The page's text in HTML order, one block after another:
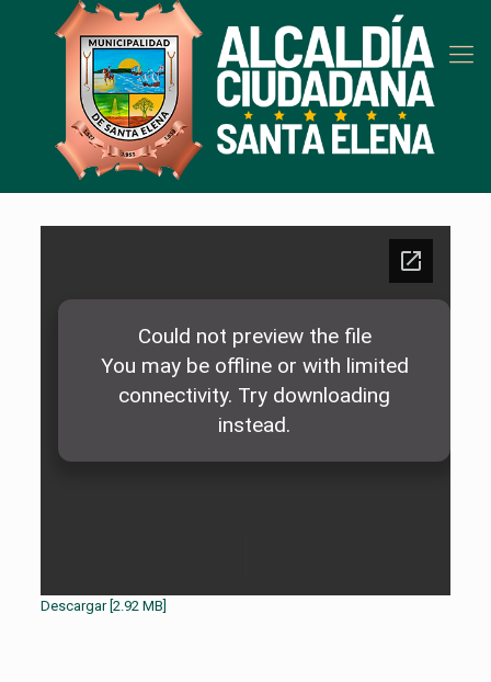
Descargar [2.92 MB]